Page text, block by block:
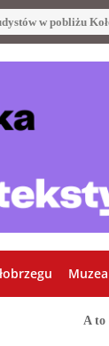
w pobliżu
Muzea
A to